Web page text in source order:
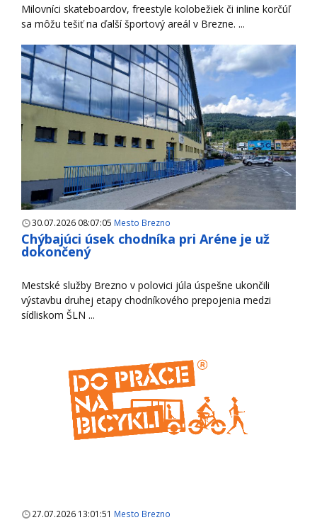
Milovníci skateboardov, freestyle kolobežiek či inline korčúľ
sa môžu tešiť na ďalší športový areál v Brezne. ...
30.07.2026 08:07:05 Mesto Brezno
Chýbajúci úsek chodníka pri Aréne je už
dokončený
Mestské služby Brezno v polovici júla úspešne ukončili
výstavbu druhej etapy chodníkového prepojenia medzi
sídliskom ŠLN ...
27.07.2026 13:01:51 Mesto Brezno